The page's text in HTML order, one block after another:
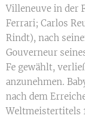
Villeneuve in der
Ferrari; Carlos
Rindt), nach
Gouverneur
Fe gewählt,
anzunehmen.
nach dem
Weltmeistertitels